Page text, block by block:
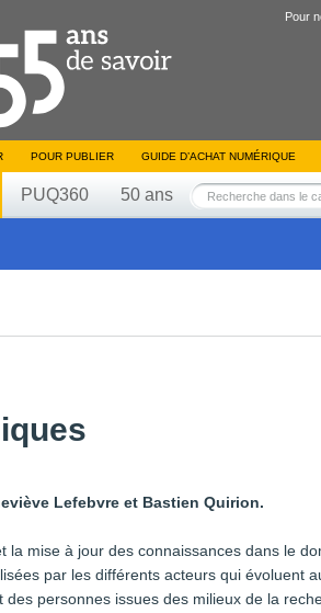
Pour
POUR PUBLIER GUIDE D’ACHAT NUMÉRIQUE
PUQ360 50 ans
Lefebvre et Bastien Quirion.
la mise à jour des connaissances dans le
par les différents acteurs qui évoluent
personnes issues des milieux de la